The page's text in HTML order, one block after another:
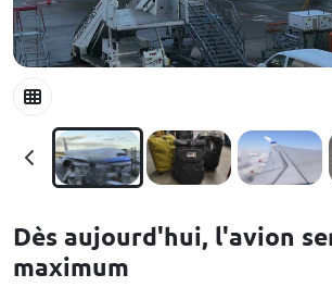
Dès aujourd'hui, l'avion
maximum